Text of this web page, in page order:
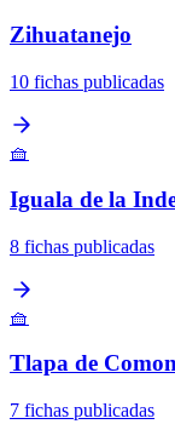
Zihuatanejo
10 fichas publicadas
🧺
Iguala de la
8 fichas publicadas
🧺
Tlapa de
7 fichas publicadas